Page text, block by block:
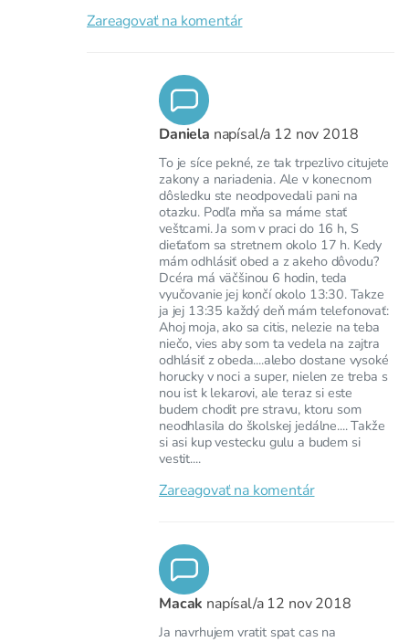
Zareagovať na komentár
Daniela napísal/a 12 nov 2018
To je síce pekné, ze tak trpezlivo citujete
zakony a nariadenia. Ale v konecnom
dôsledku ste neodpovedali pani na
otazku. Podľa mňa sa máme stať
veštcami. Ja som v praci do 16 h, S
dieťaťom sa stretnem okolo 17 h. Kedy
mám odhlásiť obed a z akeho dôvodu?
Dcéra má väčšinou 6 hodin, teda
vyučovanie jej končí okolo 13:30. Takze
ja jej 13:35 každý deň mám telefonovať:
Ahoj moja, ako sa citis, nelezie na teba
niečo, vies aby som ta vedela na zajtra
odhlásiť z obeda....alebo dostane vysoké
horucky v noci a super, nielen ze treba s
nou ist k lekarovi, ale teraz si este
budem chodit pre stravu, ktoru som
neodhlasila do školskej jedálne.... Takže
si asi kup vestecku gulu a budem si
vestit....
Zareagovať na komentár
Macak napísal/a 12 nov 2018
Ja navrhujem vratit spat cas na